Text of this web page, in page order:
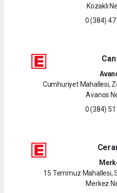
Kozaklı
0 (384)
Cumhuriyet Mahallesi,
Avanos
0 (384)
15 Temmuz Mahallesi,
Merkez